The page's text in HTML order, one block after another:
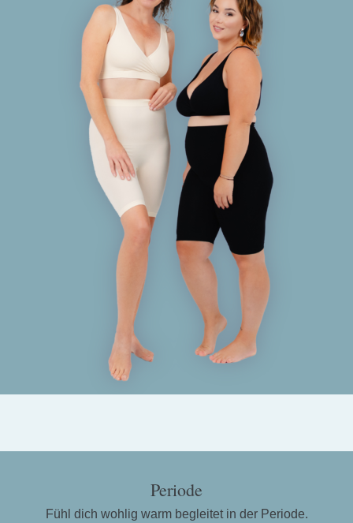
Periode
Fühl dich wohlig warm begleitet in der Periode.